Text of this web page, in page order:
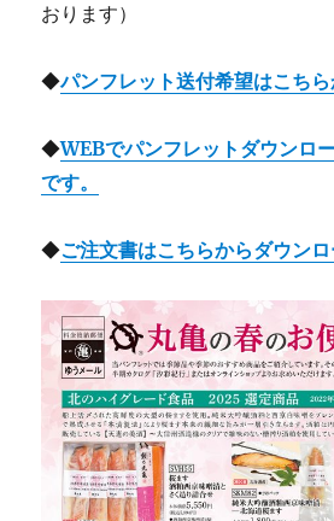
おります）
◆パンフレット送付希望はこちら
◆WEBでパンフレットダウンロ
です。
◆ご注文書はこちらからダウンロ